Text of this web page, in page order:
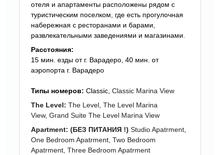
отеля и апартаменты расположены рядом с
туристическим поселком, где есть прогулочная
набережная с ресторанами и барами,
развлекательными заведениями и магазинами.
Расстояния:
15 мин. езды от г. Варадеро, 40 мин. от
аэропорта г. Варадеро
Типы номеров:Classic,Classic Marina View
The Level:The Level,The Level Marina
View, Grand Suite The Level Marina View
Apartment: (БЕЗ ПИТАНИЯ !)Studio Apatrment,
One Bedroom Apatrment, Two Bedroom
Apatrment, Three Bedroom Apatrment